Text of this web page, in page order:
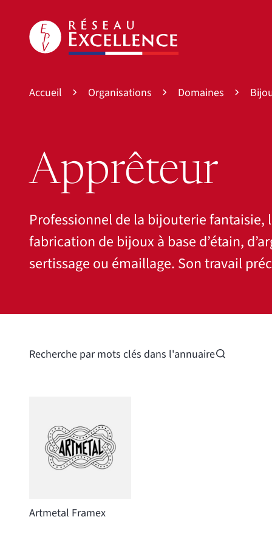
Accueil Organisations Domaines
Apprêteur
Professionnel de la bijouterie
fabrication de bijoux à base d’étain,
sertissage ou émaillage. Son travail
Recherche par mots clés dans l'annuaire
Artmetal Framex